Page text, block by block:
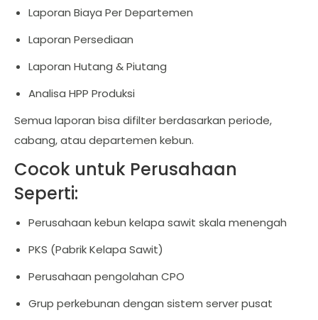
Laporan Biaya Per Departemen
Laporan Persediaan
Laporan Hutang & Piutang
Analisa HPP Produksi
Semua laporan bisa difilter berdasarkan periode,
cabang, atau departemen kebun.
Cocok untuk Perusahaan
Seperti:
Perusahaan kebun kelapa sawit skala menengah
PKS (Pabrik Kelapa Sawit)
Perusahaan pengolahan CPO
Grup perkebunan dengan sistem server pusat